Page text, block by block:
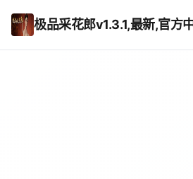
极品采花郎v1.3.1,最新,官方